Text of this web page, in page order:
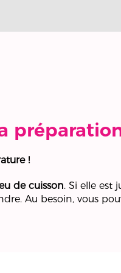
!
de cuisson. Si elle est
Au besoin, vous